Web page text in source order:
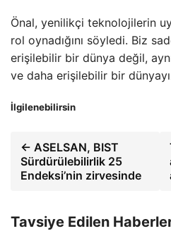
Önal, yenilikçi teknolojilerin
rol oynadığını söyledi. Biz
erişilebilir bir dünya değil,
ve daha erişilebilir bir
İlgilenebilirsin
← ASELSAN, BIST
Sürdürülebilirlik 25
Endeksi’nin zirvesinde
Tavsiye Edilen